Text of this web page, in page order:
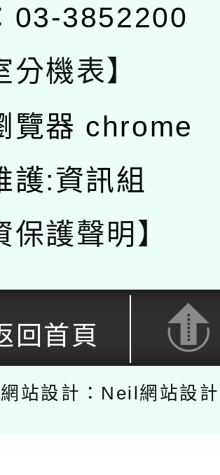
03-3852200
分機表】
覽器 chrome
護:資訊組
保護聲明】
回首頁
網站設計：Neil網站設